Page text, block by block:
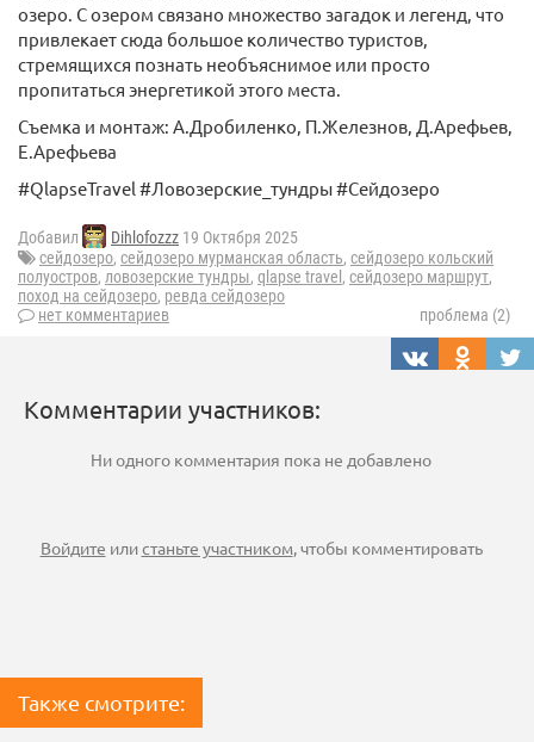
озеро. С озером связано множество загадок и легенд, что
привлекает сюда большое количество туристов,
стремящихся познать необъяснимое или просто
пропитаться энергетикой этого места.
Съемка и монтаж: А.Дробиленко, П.Железнов, Д.Арефьев,
Е.Арефьева
#QlapseTravel #Ловозерские_тундры #Сейдозеро
Добавил Dihlofozzz 19 Октября 2025
сейдозеро, сейдозеро мурманская область, сейдозеро кольский
полуостров, ловозерские тундры, qlapse travel , сейдозеро маршрут,
поход на сейдозеро, ревда сейдозеро
нет комментариев
проблема (2)
Комментарии участников:
Ни одного комментария пока не добавлено
Войдите илистаньте участником, чтобы комментировать
Также смотрите: